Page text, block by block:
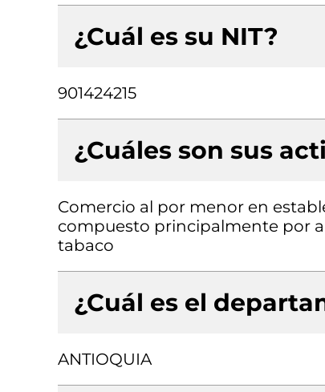
¿Cuál es su NIT?
901424215
¿Cuáles son sus
Comercio al por menor en
compuesto principalmente por
tabaco
¿Cuál es el
ANTIOQUIA